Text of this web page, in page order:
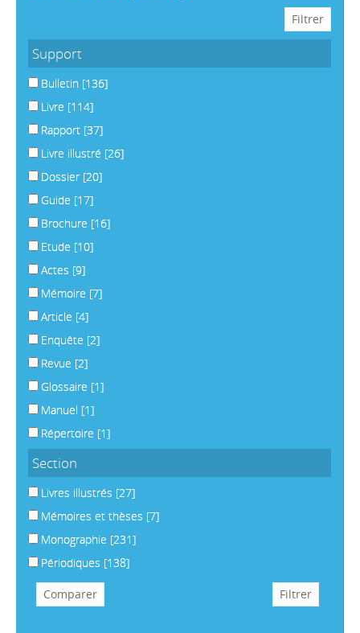
Support
Bulletin [136]
Livre [114]
Rapport [37]
Livre illustré [26]
Dossier [20]
Guide [17]
Brochure [16]
Etude [10]
Actes [9]
Mémoire [7]
Article [4]
Enquête [2]
Revue [2]
Glossaire [1]
Manuel [1]
Répertoire [1]
Section
Livres illustrés [27]
Mémoires et thèses [7]
Monographie [231]
Périodiques [138]